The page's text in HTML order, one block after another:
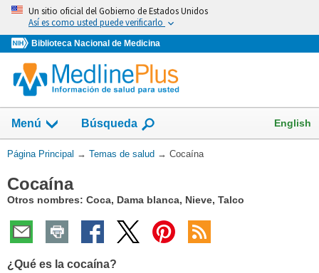
Omita
vaya
al
Contenido
Un sitio oficial del Gobierno de Estados Unidos
Así es como usted puede verificarlo
Biblioteca Nacional de Medicina
Menú
Mostrar
campo
de
Búsqueda English
Usted
aquí:
Página Principal → Temas de salud → Cocaína
Cocaína
Otros nombres: Coca, Dama blanca, Nieve, Talco
¿Qué es la cocaína?